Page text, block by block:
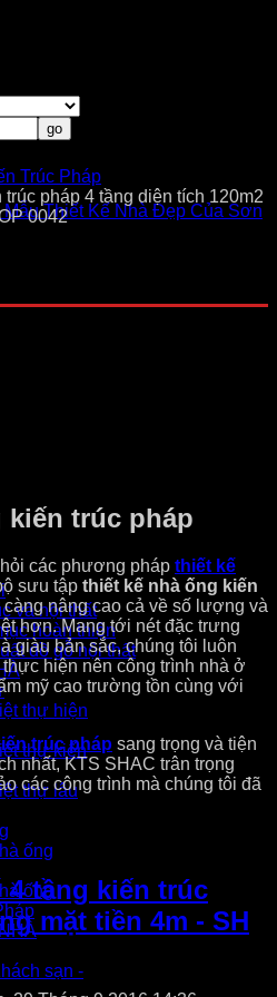
và nội thất
hoàn thiện
đồ gỗ nội thất
thự hiện
thự kiến
thự lâu
ống
ống
sạn -
Trúc Pháp
pháp 4 tầng diện tích 120m2
0042
kiến trúc pháp
các phương pháp thiết kế
sưu tập thiết kế nhà ống kiến
nâng cao cả về số lượng và
hơn. Mang tới nét đặc trưng
giàu bản sắc, chúng tôi luôn
hiện nên công trình nhà ở
mỹ cao trường tồn cùng với
trúc pháp sang trọng và tiện
nhất, KTS SHAC trân trọng
các công trình mà chúng tôi đã
4 tầng kiến trúc
mặt tiền 4m - SH